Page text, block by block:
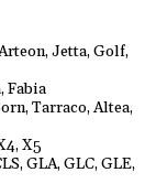
Jetta, Golf,
Fabia
Tarraco, Altea,
X5
GLA, GLC, GLE,